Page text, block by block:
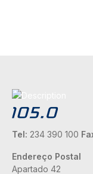
Tel: 234 390 100
Endereço Postal
Apartado 42